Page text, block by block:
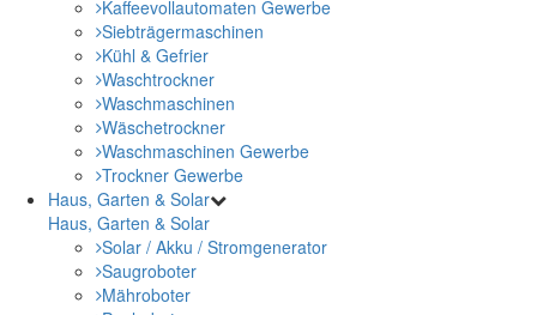
Kaffeevollautomaten Gewerbe
Siebträgermaschinen
Kühl & Gefrier
Waschtrockner
Waschmaschinen
Wäschetrockner
Waschmaschinen Gewerbe
Trockner Gewerbe
Haus, Garten & Solar
Haus, Garten & Solar
Solar / Akku / Stromgenerator
Saugroboter
Mähroboter